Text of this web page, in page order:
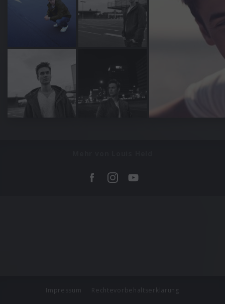
Impressum Rechtevorbehaltserklärung